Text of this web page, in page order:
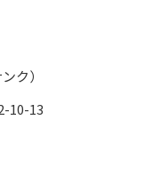
ク）
10-13